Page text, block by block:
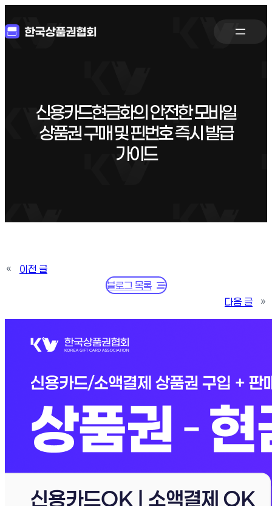
신용카드현금화의 안전한 모바일
상품권 구매 및 핀번호 즉시 발급
가이드
«
이전 글
블로그 목록
다음 글
»